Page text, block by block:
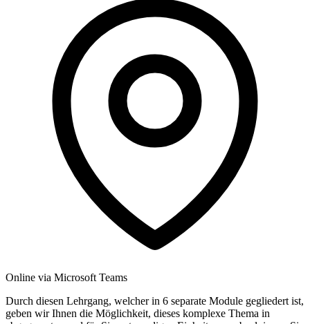
Online via Microsoft Teams
Durch diesen Lehrgang, welcher in 6 separate Module gegliedert ist,
geben wir Ihnen die Möglichkeit, dieses komplexe Thema in